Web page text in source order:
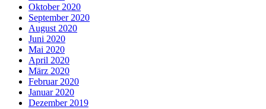
Oktober 2020
September 2020
August 2020
Juni 2020
Mai 2020
April 2020
März 2020
Februar 2020
Januar 2020
Dezember 2019